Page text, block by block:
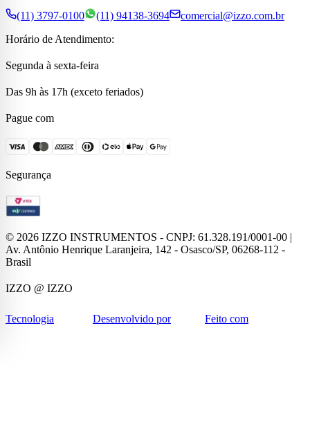
(11) 3797-0100 (11) 94138-3694
comercial@izzo.com.br
Horário de Atendimento:
Segunda à sexta-feira
Das 9h às 17h (exceto feriados)
Pague com
Segurança
© 2026 IZZO INSTRUMENTOS - CNPJ: 61.328.191/0001-00 |
Av. Antônio Henrique Laranjeira, 142 - Osasco/SP, 06268-112 -
Brasil
IZZO @ IZZO
Tecnologia Desenvolvido por Feito com